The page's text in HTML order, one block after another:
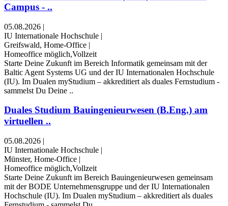
Campus - ..
05.08.2026 |
IU Internationale Hochschule |
Greifswald, Home-Office |
Homeoffice möglich,Vollzeit
Starte Deine Zukunft im Bereich Informatik gemeinsam mit der
Baltic Agent Systems UG und der IU Internationalen Hochschule
(IU). Im Dualen myStudium – akkreditiert als duales Fernstudium -
sammelst Du Deine ..
Duales Studium Bauingenieurwesen (B.Eng.) am
virtuellen ..
05.08.2026 |
IU Internationale Hochschule |
Münster, Home-Office |
Homeoffice möglich,Vollzeit
Starte Deine Zukunft im Bereich Bauingenieurwesen gemeinsam
mit der BODE Unternehmensgruppe und der IU Internationalen
Hochschule (IU). Im Dualen myStudium – akkreditiert als duales